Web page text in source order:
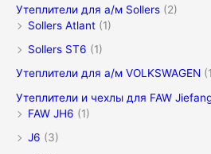
Утеплители для а/м Sollers (2)
Sollers Atlant (1)
Sollers ST6 (1)
Утеплители для а/м VOLKSWAGEN
Утеплители и чехлы для FAW
FAW JH6 (1)
J6 (3)